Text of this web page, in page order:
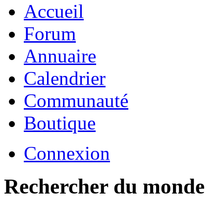
Accueil
Forum
Annuaire
Calendrier
Communauté
Boutique
Connexion
Rechercher du monde